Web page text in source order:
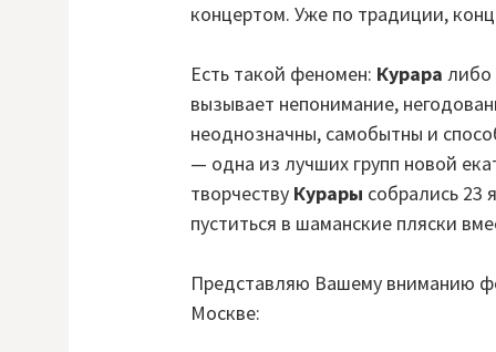
концертом. Уже по традиции,
Есть такой феномен: Курара либо
вызывает непонимание,
неоднозначны, самобытны и
— одна из лучших групп новой
творчеству Курары собрались 23
пуститься в шаманские пляски
Представляю Вашему вниманию
Москве: